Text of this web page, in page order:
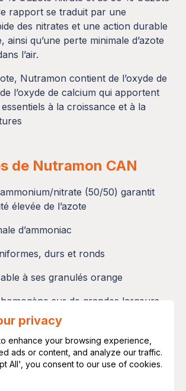
rapport se traduit par une
des nitrates et une action durable
ainsi qu’une perte minimale d’azote
l’air.
Nutramon contient de l’oxyde de
l’oxyde de calcium qui apportent
à la croissance et à la
de Nutramon CAN
nitrate (50/50) garantit
élevée de l’azote
d’ammoniac
durs et ronds
à ses granulés orange
sur de grandes largeurs
pour garantir de bons résultats
privacy
enhance your browsing experience,
ads or content, and analyze our traffic.
All', you consent to our use of cookies.